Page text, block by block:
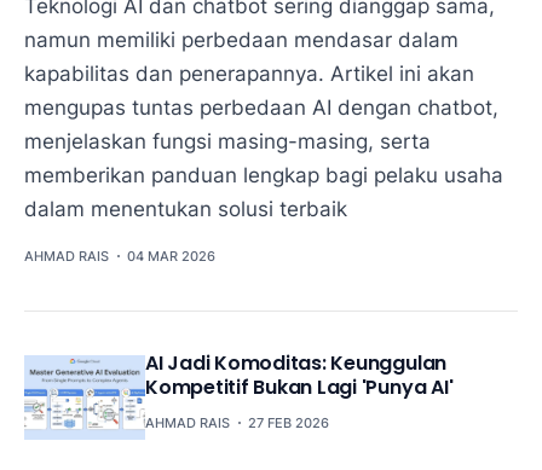
Teknologi AI dan chatbot sering dianggap sama,
namun memiliki perbedaan mendasar dalam
kapabilitas dan penerapannya. Artikel ini akan
mengupas tuntas perbedaan AI dengan chatbot,
menjelaskan fungsi masing-masing, serta
memberikan panduan lengkap bagi pelaku usaha
dalam menentukan solusi terbaik
AHMAD RAIS 04 MAR 2026
AI Jadi Komoditas: Keunggulan
Kompetitif Bukan Lagi 'Punya AI'
AHMAD RAIS 27 FEB 2026